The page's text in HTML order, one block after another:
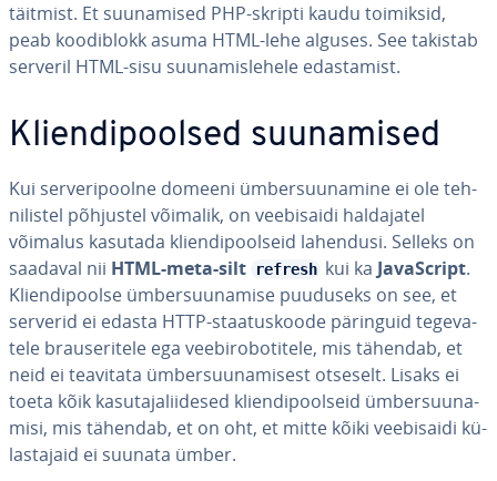
täitmist. Et suu­na­mised PHP-skripti kaudu toimiksid,
peab koo­dib­lokk asuma HTML-lehe alguses. See takistab
serveril HTML-sisu suu­na­mis­le­hele edas­ta­mist.
Klien­di­pool­sed suu­na­mised
Kui ser­ve­ri­poolne domeeni üm­ber­suu­na­mine ei ole teh­
ni­lis­tel põhjustel võimalik, on vee­bi­saidi hal­da­ja­tel
võimalus kasutada klien­di­pool­seid lahendusi. Selleks on
saadaval nii HTML-meta-silt refresh kui ka Ja­vaSc­ript.
Klien­di­poolse üm­ber­suu­na­mise puuduseks on see, et
serverid ei edasta HTTP-staa­tus­koode päringuid te­ge­va­
tele brau­se­ri­tele ega vee­bi­ro­bo­ti­tele, mis tähendab, et
neid ei teavitata üm­ber­suu­na­mi­sest otseselt. Lisaks ei
toeta kõik ka­su­ta­ja­lii­de­sed klien­di­pool­seid üm­ber­suu­na­
misi, mis tähendab, et on oht, et mitte kõiki vee­bi­saidi kü­
las­ta­jaid ei suunata ümber.